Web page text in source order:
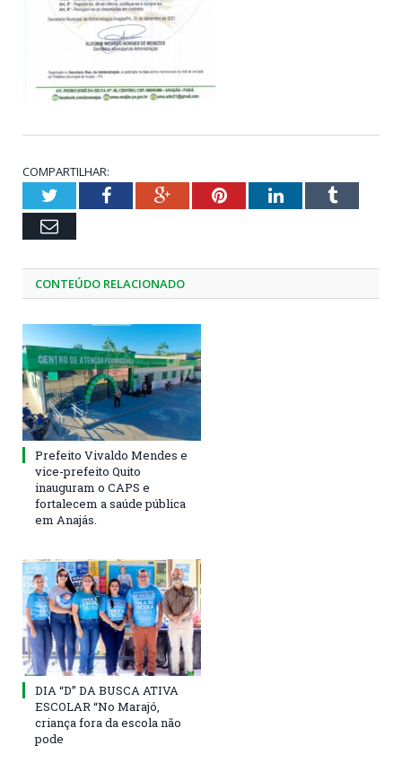
COMPARTILHAR:
TwitterFacebookGoogle+PinterestLinkedInTumblr
Email
CONTEÚDO RELACIONADO
Prefeito Vivaldo Mendes e
vice-prefeito Quito
inauguram o CAPS e
fortalecem a saúde pública
em Anajás.
DIA “D” DA BUSCA ATIVA
ESCOLAR “No Marajó,
criança fora da escola não
pode